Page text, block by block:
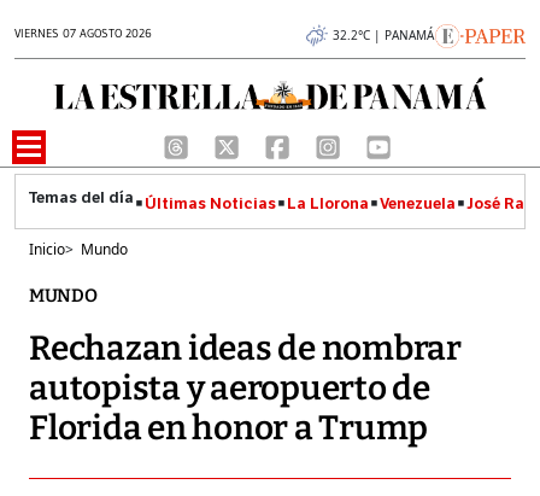
VIERNES 07 AGOSTO 2026 32.2°C | PANAMÁ
Últimas Noticias La Llorona Venezuela José
Inicio> Mundo
MUNDO
Rechazan ideas de nombrar
autopista y aeropuerto de
Florida en honor a Trump